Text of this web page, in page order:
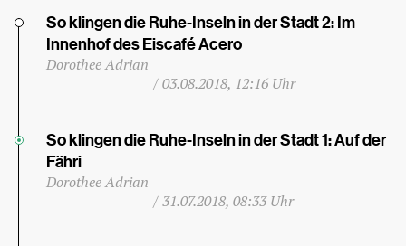
So klingen die Ruhe-Inseln in der Stadt 2: Im
Innenhof des Eiscafé Acero
Dorothee Adrian
/03.08.2018, 12:16 Uhr
So klingen die Ruhe-Inseln in der Stadt 1: Auf der
Fähri
Dorothee Adrian
/31.07.2018, 08:33 Uhr